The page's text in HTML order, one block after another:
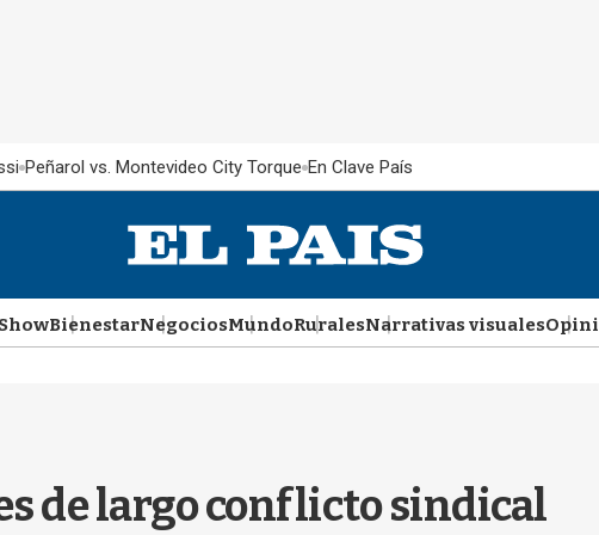
Peñarol vs. Montevideo City Torque En Clave País
BienestarNegociosMundoRuralesNarrativas visuales
de largo conflicto sindical